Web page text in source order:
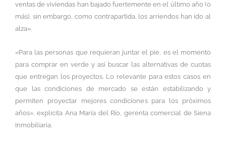
ventas de viviendas han bajado fuertemente en el último año (o
más), sin embargo, como contrapartida, los arriendos han ido al
alza».
«Para las personas que requieran juntar el pie, es el momento
para comprar en verde y así buscar las alternativas de cuotas
que entregan los proyectos. Lo relevante para estos casos en
que las condiciones de mercado se están estabilizando y
permiten proyectar mejores condiciones para los próximos
años», explicita Ana María del Río, gerenta comercial de Siena
Inmobiliaria.